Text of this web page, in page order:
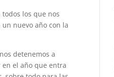
los que nos
nuevo año con la
detenemos a
el año que entra